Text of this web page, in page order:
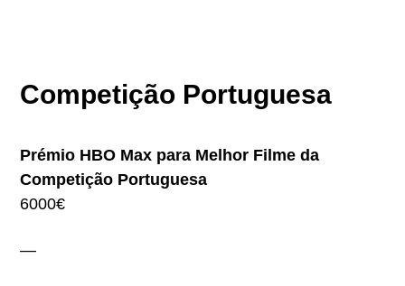
Competição Portuguesa
Prémio HBO Max para Melhor Filme da
Competição Portuguesa
6000€
—